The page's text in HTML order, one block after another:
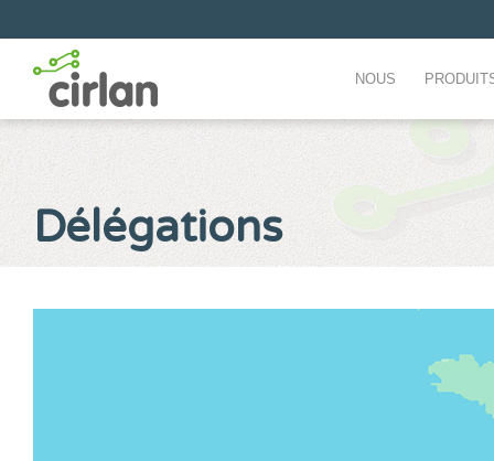
NOUS
Délégations